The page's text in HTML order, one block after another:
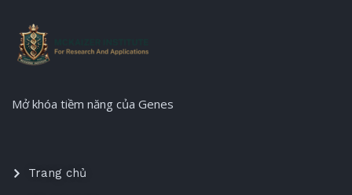
Mở khóa tiềm năng của Genes
Trang chủ